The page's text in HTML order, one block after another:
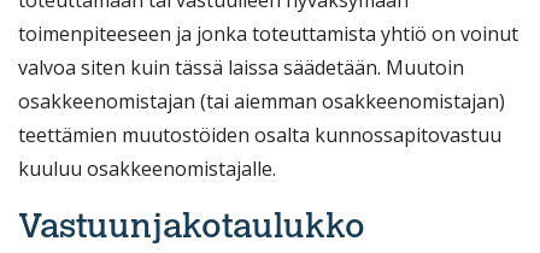
toimenpiteeseen ja jonka toteuttamista yhtiö on voinut
valvoa siten kuin tässä laissa säädetään. Muutoin
osakkeenomistajan (tai aiemman osakkeenomistajan)
teettämien muutostöiden osalta kunnossapitovastuu
kuuluu osakkeenomistajalle.
Vastuunjakotaulukko